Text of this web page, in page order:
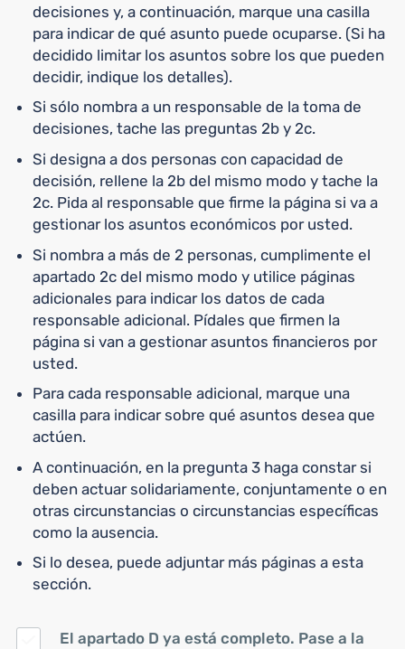
decisiones y, a continuación, marque una casilla
para indicar de qué asunto puede ocuparse. (Si ha
decidido limitar los asuntos sobre los que pueden
decidir, indique los detalles).
Si sólo nombra a un responsable de la toma de
decisiones, tache las preguntas 2b y 2c.
Si designa a dos personas con capacidad de
decisión, rellene la 2b del mismo modo y tache la
2c. Pida al responsable que firme la página si va a
gestionar los asuntos económicos por usted.
Si nombra a más de 2 personas, cumplimente el
apartado 2c del mismo modo y utilice páginas
adicionales para indicar los datos de cada
responsable adicional. Pídales que firmen la
página si van a gestionar asuntos financieros por
usted.
Para cada responsable adicional, marque una
casilla para indicar sobre qué asuntos desea que
actúen.
A continuación, en la pregunta 3 haga constar si
deben actuar solidariamente, conjuntamente o en
otras circunstancias o circunstancias específicas
como la ausencia.
Si lo desea, puede adjuntar más páginas a esta
sección.
El apartado D ya está completo. Pase a la